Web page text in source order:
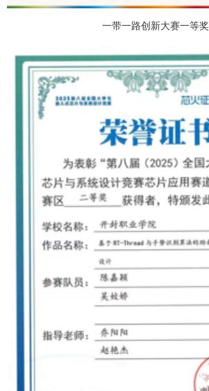
一带一路创新大赛一等奖